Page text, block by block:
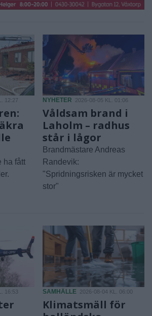
12:27
ha fått
NYHETER 2026-08-05 KL. 01:06
Våldsam brand i
Laholm – radhus
står i lågor
Brandmästare Andreas
Randevik:
"Spridningsrisken är mycket
stor"
16:53 SAMHÄLLE 2026-08-04 KL. 06:00
Klimatsmäll för